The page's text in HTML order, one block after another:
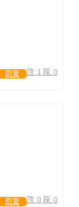
顶: 1 踩: 0
回复
顶: 0 踩: 0
回复